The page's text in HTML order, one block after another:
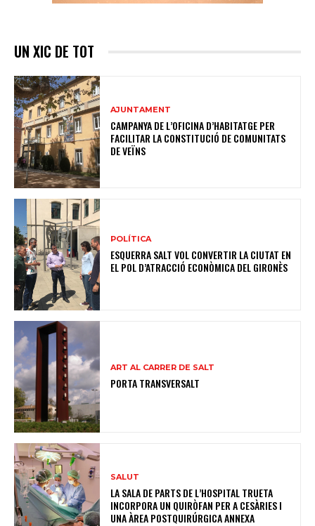
UN XIC DE TOT
AJUNTAMENT
CAMPANYA DE L’OFICINA D’HABITATGE PER
FACILITAR LA CONSTITUCIÓ DE COMUNITATS
DE VEÏNS
POLÍTICA
ESQUERRA SALT VOL CONVERTIR LA CIUTAT EN
EL POL D’ATRACCIÓ ECONÒMICA DEL GIRONÈS
ART AL CARRER DE SALT
PORTA TRANSVERSALT
SALUT
LA SALA DE PARTS DE L’HOSPITAL TRUETA
INCORPORA UN QUIRÒFAN PER A CESÀRIES I
UNA ÀREA POSTQUIRÚRGICA ANNEXA